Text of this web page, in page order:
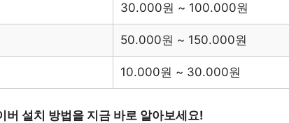
30.000원 ~ 100.000원
50.000원 ~ 150.000원
10.000원 ~ 30.000원
버 설치 방법을 지금 바로 알아보세요!